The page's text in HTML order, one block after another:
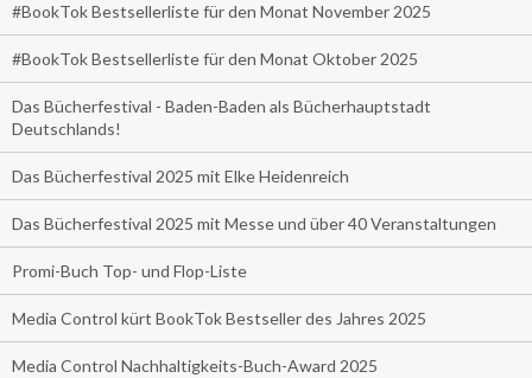
#BookTok Bestsellerliste für den Monat November 2025
#BookTok Bestsellerliste für den Monat Oktober 2025
Das Bücherfestival - Baden-Baden als Bücherhauptstadt
Deutschlands!
Das Bücherfestival 2025 mit Elke Heidenreich
Das Bücherfestival 2025 mit Messe und über 40 Veranstaltungen
Promi-Buch Top- und Flop-Liste
Media Control kürt BookTok Bestseller des Jahres 2025
Media Control Nachhaltigkeits-Buch-Award 2025